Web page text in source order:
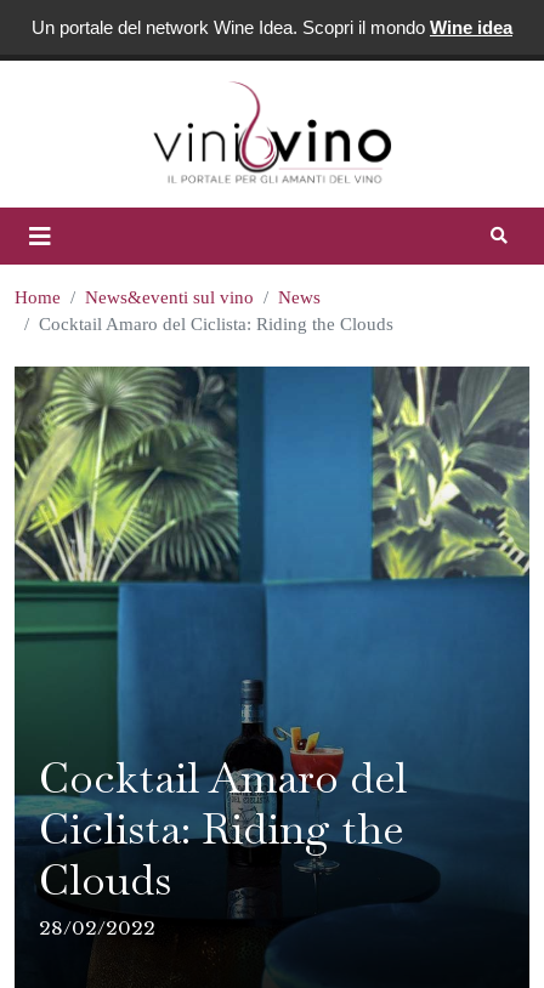
Un portale del network Wine Idea. Scopri il mondo Wine idea
Home News&eventi sul vino
News
Cocktail Amaro del Ciclista: Riding the Clouds
Cocktail Amaro del
Ciclista: Riding the
Clouds
28/02/2022